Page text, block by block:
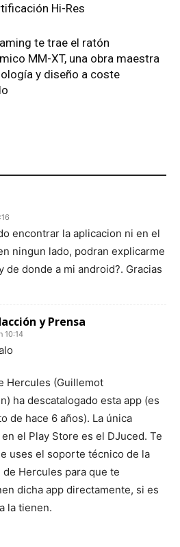
Hi-Res
te trae el ratón
MM-XT, una obra maestra
y diseño a coste
encontrar la aplicacion ni en el
ningun lado, podran explicarme
de donde a mi android?. Gracias
y Prensa
10:14
Hercules (Guillemot
ha descatalogado esta app (es
de hace 6 años). La única
el Play Store es el DJuced. Te
uses el soporte técnico de la
Hercules para que te
dicha app directamente, si es
la tienen.